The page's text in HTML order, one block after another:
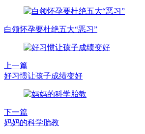
白领怀孕要杜绝五大“恶习”
上一篇
好习惯让孩子成绩变好
下一篇
妈妈的科学胎教